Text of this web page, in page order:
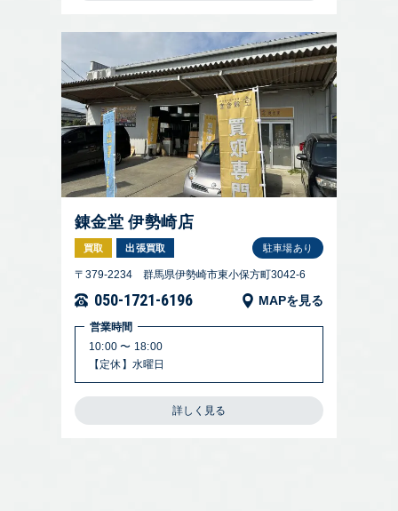
錬金堂 伊勢崎店
買取 出張買取 駐車場あり
〒379-2234 群馬県伊勢崎市東小保方町3042-6
050-1721-6196 MAPを見る
営業時間
10:00 〜 18:00
【定休】水曜日
詳しく見る